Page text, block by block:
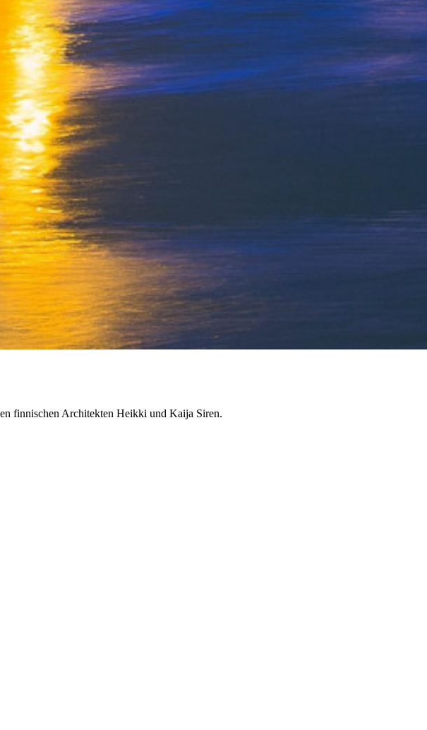
finnischen Architekten Heikki und Kaija Siren.